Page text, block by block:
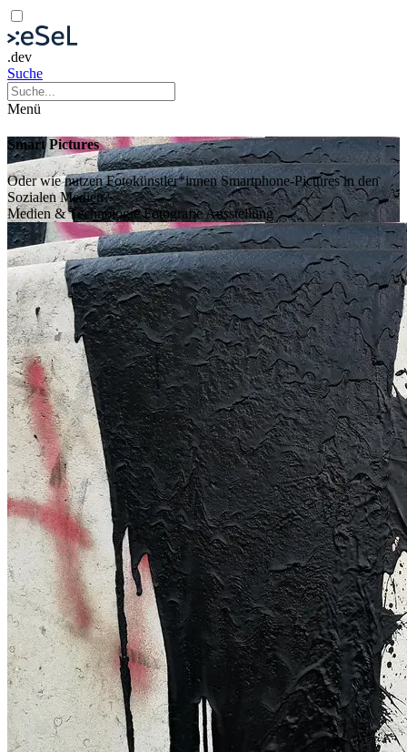
.dev
Suche
Menü
Smart Pictures
Oder wie nutzen Fotokünstler*innen Smartphone-Pictures in den
Sozialen Medien?
Medien & TechnologieFotografieAusstellung